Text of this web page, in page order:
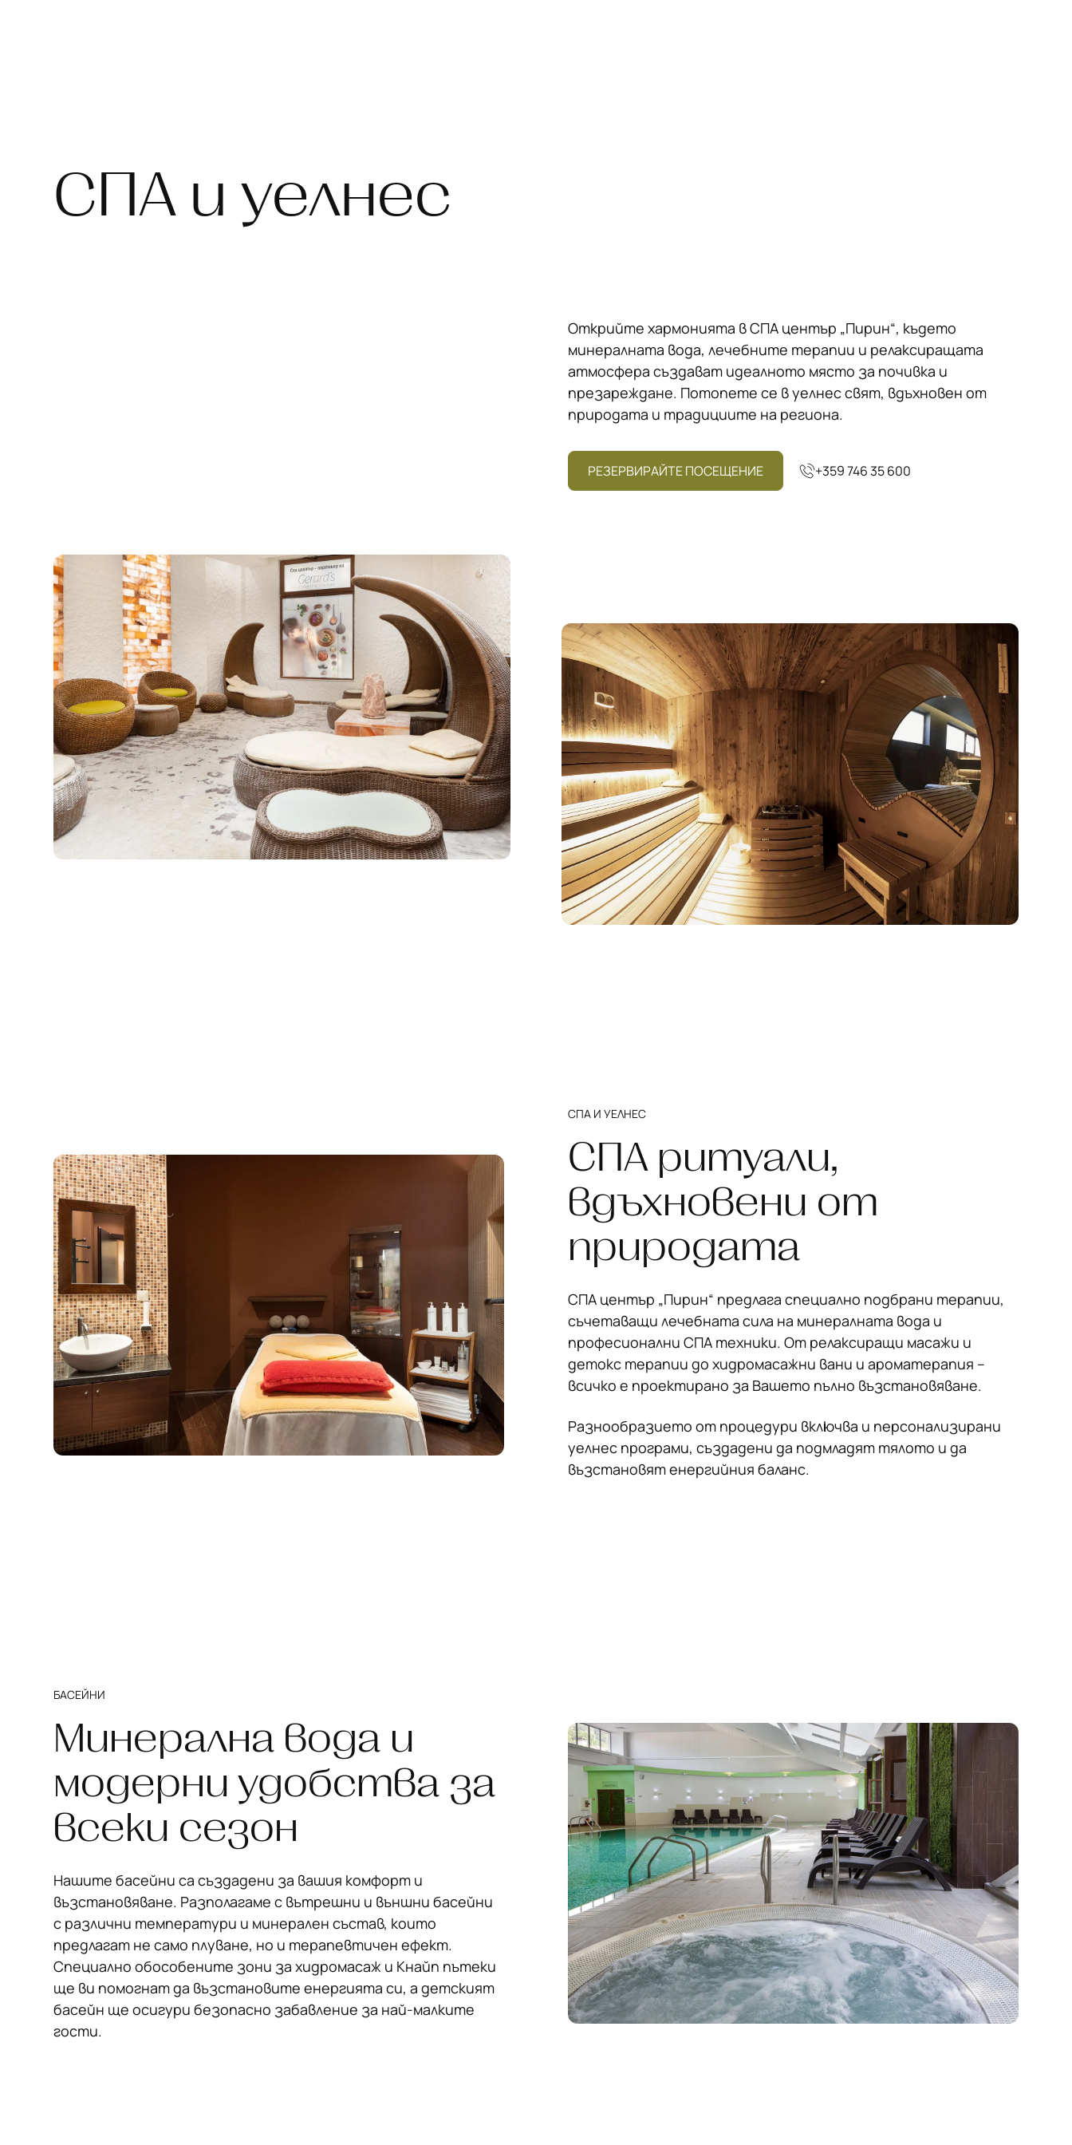
СПА и уелнес
Открийте хармонията в СПА център „Пирин“, където
минералната вода, лечебните терапии и релаксиращата
атмосфера създават идеалното място за почивка и
презареждане. Потопете се в уелнес свят, вдъхновен от
природата и традициите на региона.
РЕЗЕРВИРАЙТЕ ПОСЕЩЕНИЕ +359 746 35 600
СПА И УЕЛНЕС
СПА ритуали,
вдъхновени от
природата
СПА център „Пирин“ предлага специално подбрани терапии,
съчетаващи лечебната сила на минералната вода и
професионални СПА техники. От релаксиращи масажи и
детокс терапии до хидромасажни вани и ароматерапия –
всичко е проектирано за Вашето пълно възстановяване.
Разнообразието от процедури включва и персонализирани
уелнес програми, създадени да подмладят тялото и да
възстановят енергийния баланс.
БАСЕЙНИ
Минерална вода и
модерни удобства за
всеки сезон
Нашите басейни са създадени за вашия комфорт и
възстановяване. Разполагаме с вътрешни и външни басейни
с различни температури и минерален състав, които
предлагат не само плуване, но и терапевтичен ефект.
Специално обособените зони за хидромасаж и Кнайп пътеки
ще ви помогнат да възстановите енергията си, а детският
басейн ще осигури безопасно забавление за най-малките
гости.